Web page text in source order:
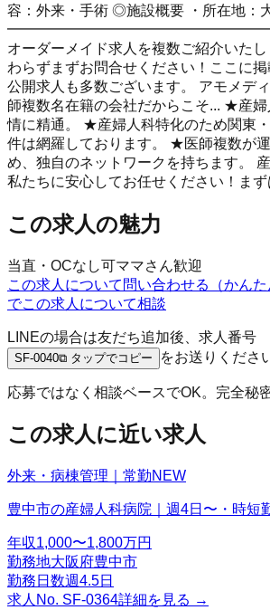
容：外来・手術 ◎施設概要 ・所在地：
オーダーメイド求人を複数ご紹介いた
わらずまずお問合せください！ここに
公開求人も多数ございます。 アモメデ
師複数名在籍の会社だからこそ... ★産
情に精通。 ★産婦人科特化のため関東
件は網羅しております。 ★医師複数が
め、独自のネットワークを持ちます。
私たちに安心してお任せください！まず
この求人の魅力
当直・OCなし可ママさん歓迎
この求人について問い合わせる（かんた
でこの求人について相談
LINEの場合は友だち追加後、求人番号
SF-0040⧉ タップでコピー をお送りくださ
応募ではなく相談ベースでOK。完全秘
この求人に近い求人
外来・病棟管理｜常勤NEW
豊中市の産婦人科病院｜週4日〜・時短
年収1,000〜1,800万円
勤務地大阪府豊中市
勤務日数週4.5日
求人No. SF-0364詳細を見る →